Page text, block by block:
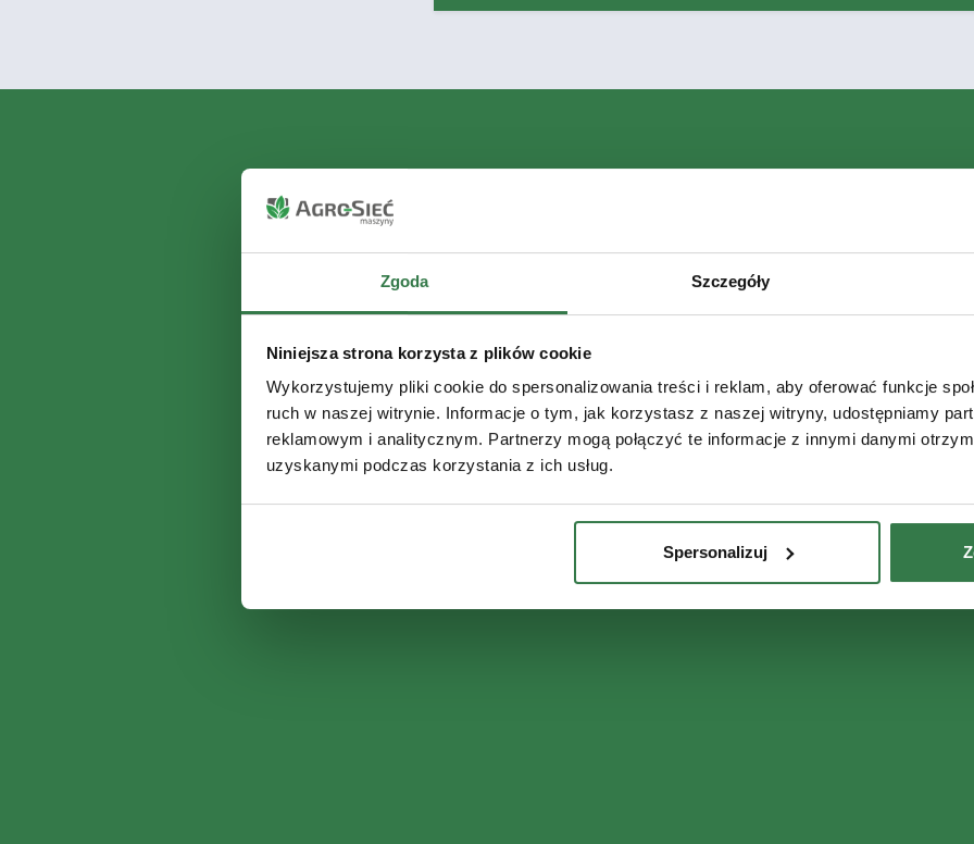
Zgoda Szczegóły
Niniejsza strona korzysta z plików cookie
Wykorzystujemy pliki cookie do spersonalizowania treści i reklam, aby oferować funkcje
ruch w naszej witrynie. Informacje o tym, jak korzystasz z naszej witryny, udostępniamy
reklamowym i analitycznym. Partnerzy mogą połączyć te informacje z innymi danymi
uzyskanymi podczas korzystania z ich usług.
Spersonalizuj